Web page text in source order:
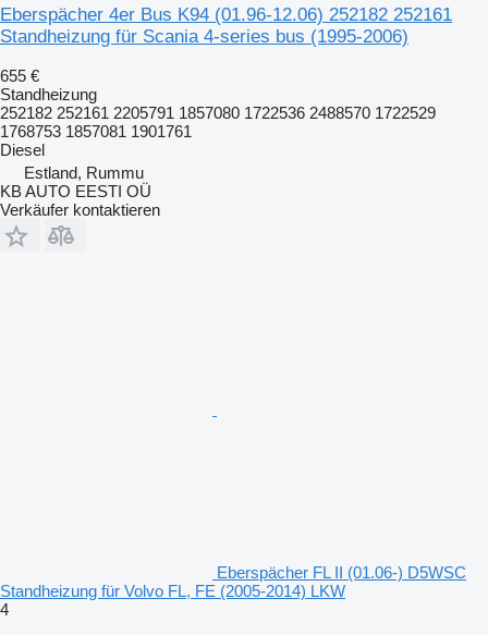
Eberspächer 4er Bus K94 (01.96-12.06) 252182 252161
Standheizung für Scania 4-series bus (1995-2006)
655 €
Standheizung
252182 252161 2205791 1857080 1722536 2488570 1722529
1768753 1857081 1901761
Diesel
Estland, Rummu
KB AUTO EESTI OÜ
Verkäufer kontaktieren
Eberspächer FL II (01.06-) D5WSC
Standheizung für Volvo FL, FE (2005-2014) LKW
4